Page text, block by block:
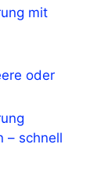
mit
oder
– schnell